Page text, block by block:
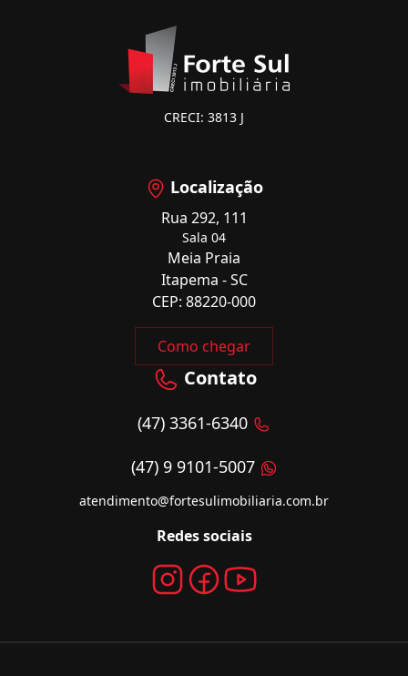
CRECI: 3813 J
Localização
Rua 292, 111
Sala 04
Meia Praia
Itapema - SC
CEP: 88220-000
Como chegar
Contato
(47) 3361-6340
(47) 9 9101-5007
atendimento@fortesulimobiliaria.com.br
Redes sociais